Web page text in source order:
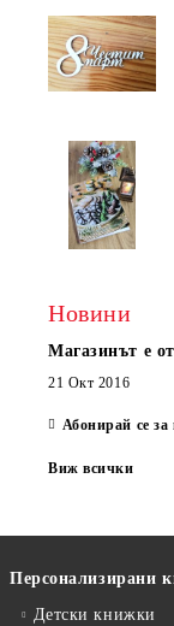
Новини
Магазинът е
21 Окт 2016
Абонирай се за
Виж всички
Персонализирани
Детски книжки